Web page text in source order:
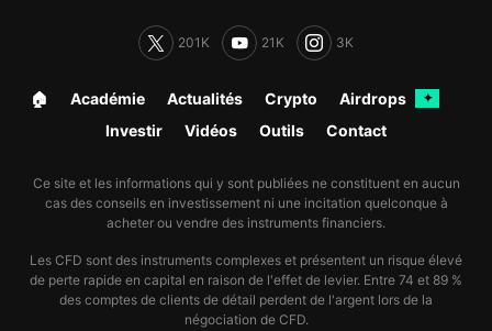
201K 21K 3K
🏠︎ Académie Actualités Crypto Airdrops ✦
Investir Vidéos Outils Contact
Ce site et les informations qui y sont publiées ne constituent en aucun
cas des conseils en investissement ni une incitation quelconque à
acheter ou vendre des instruments financiers.
Les CFD sont des instruments complexes et présentent un risque élevé
de perte rapide en capital en raison de l'effet de levier. Entre 74 et 89 %
des comptes de clients de détail perdent de l'argent lors de la
négociation de CFD.